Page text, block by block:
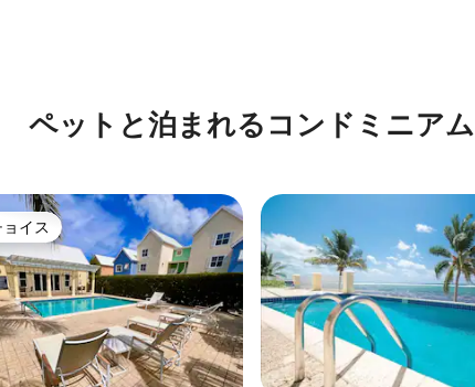
中5つ星の平均評価
ペットと泊まれるコンドミニアム
イス
イス